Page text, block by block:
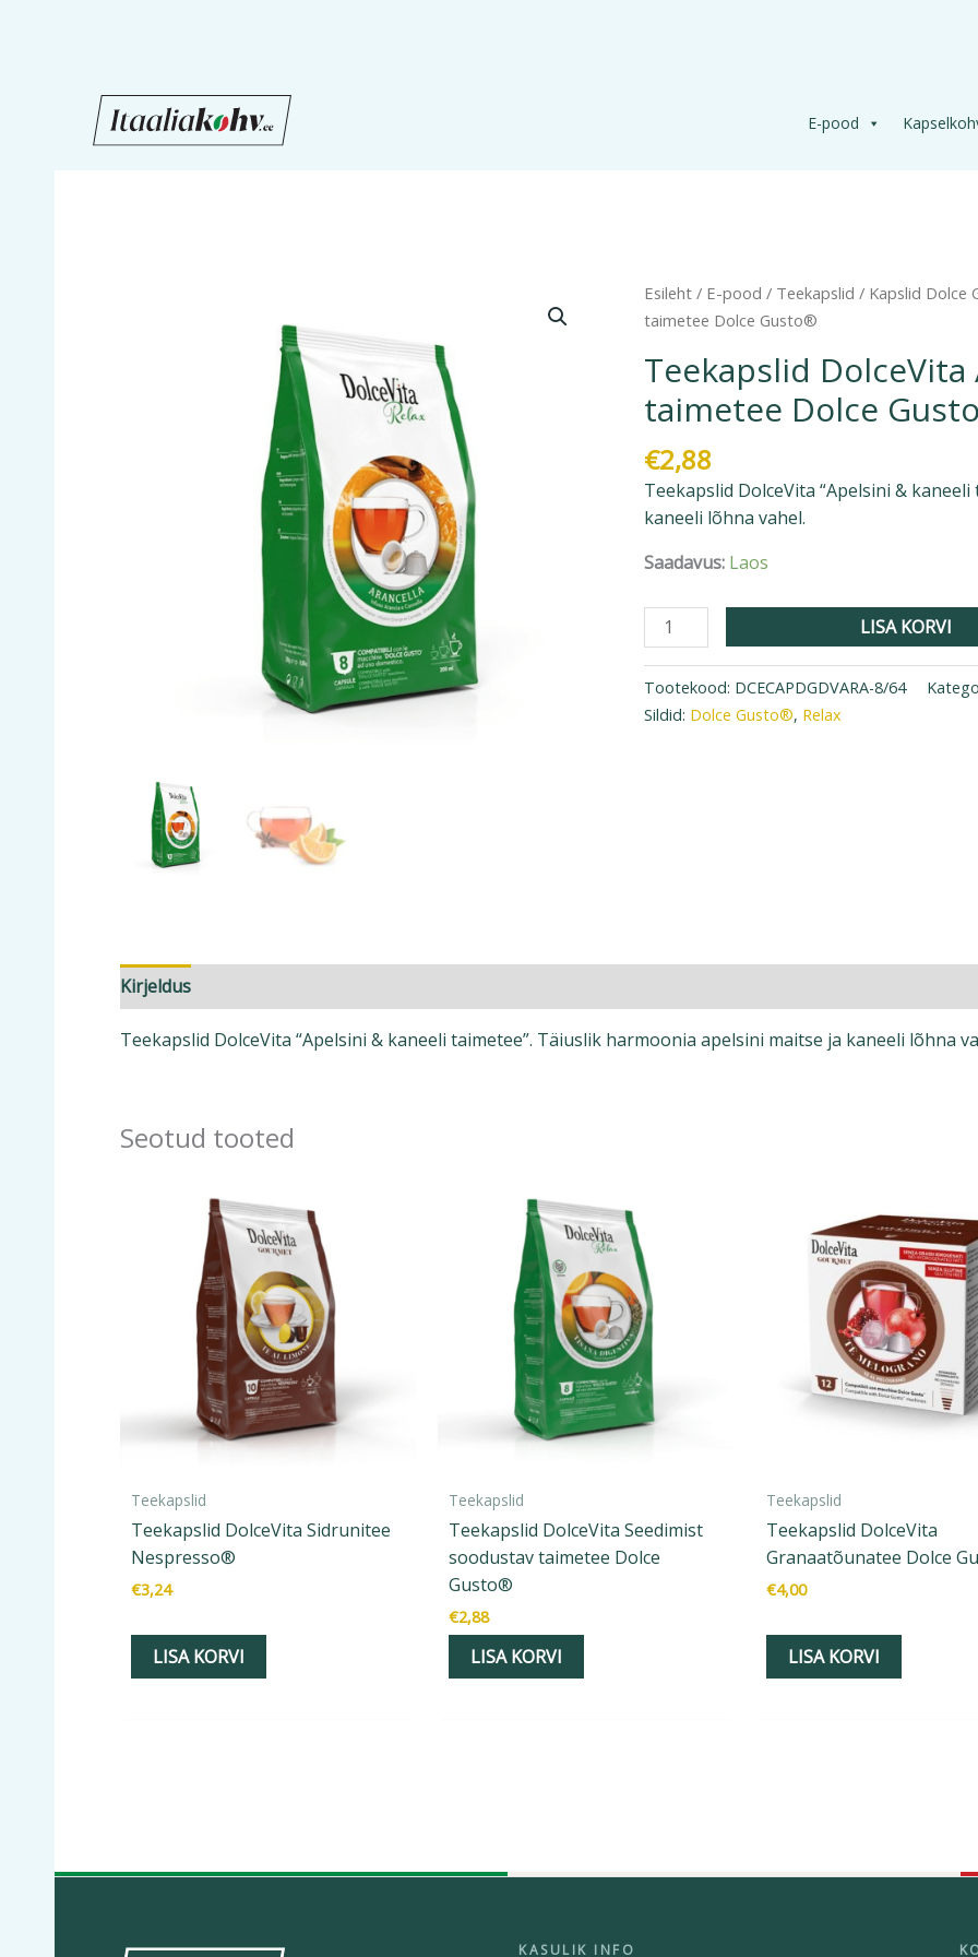
E-pood
Esileht / E-pood / Teekapslid / Kapslid Dolce
taimetee Dolce Gusto®
Teekapslid
taimetee Dolce
€2,88
Teekapslid DolceVita “Apelsini &
kaneeli lõhna vahel.
Saadavus: Laos
Teekapslid
DolceVita
kaneeli
taimetee
Dolce
Gusto®
kogus
LISA KORVI
Tootekood: DCECAPDGDVARA-8/64
Sildid: Dolce Gusto®, Relax
Kirjeldus
Teekapslid DolceVita “Apelsini & kaneeli taimetee”. Täiuslik harmoonia apelsini maitse ja kaneeli lõhna
Seotud tooted
Teekapslid
Teekapslid DolceVita Sidrunitee
Nespresso®
€3,24
LISA KORVI
Teekapslid
Teekapslid DolceVita Seedimist
soodustav taimetee Dolce
Gusto®
€2,88
LISA KORVI
Teekapslid
Teekapslid DolceVita
Granaatõunatee Dolce
€4,00
LISA KORVI